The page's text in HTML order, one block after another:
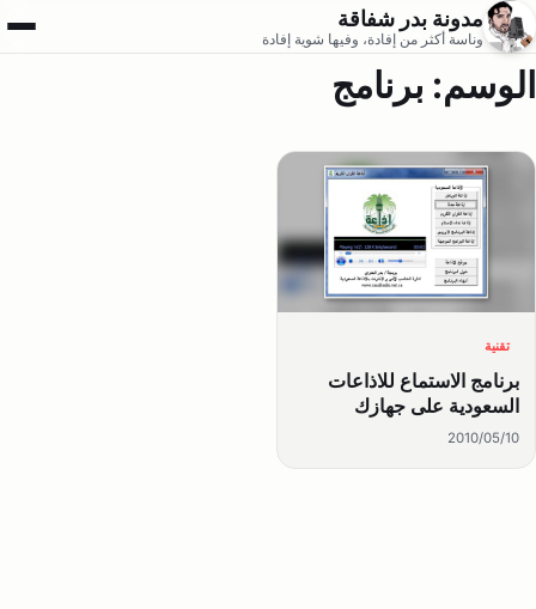
مدونة بدر شفاقة
وناسة أكثر من إفادة، وفيها شوية إفادة فتح
الوسم: برنامج
تقنية
برنامج الاستماع للاذاعات
السعودية على جهازك
2010/05/10